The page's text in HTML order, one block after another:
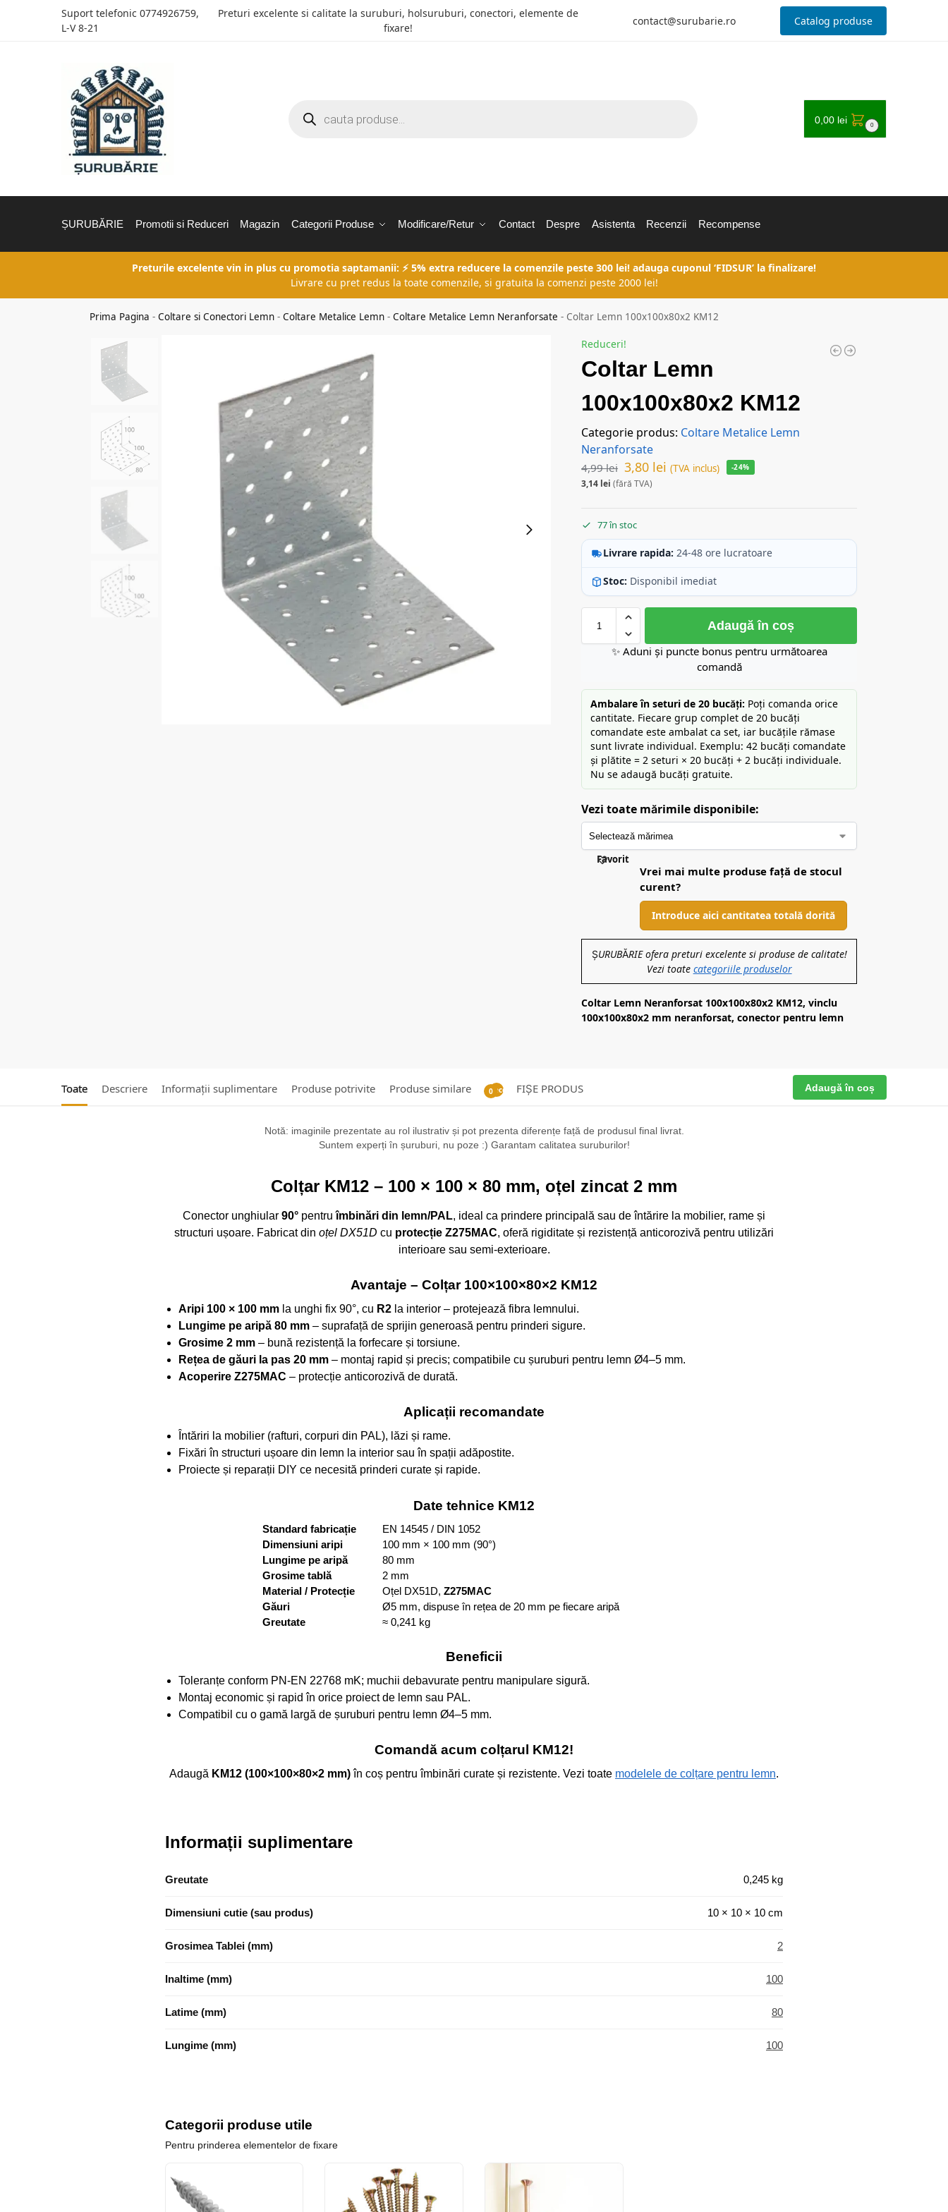
Suport telefonic 0774926759,
L-V 8-21
Preturi excelente si calitate la suruburi, holsuruburi, conectori, elemente de
fixare!
contact@surubarie.ro Catalog produse
0,00 lei 0
ȘURUBĂRIE Promotii si Reduceri Magazin Categorii Produse Modificare/Retur Contact Despre Asistenta Recenzii Recompense
Preturile excelente vin in plus cu promotia saptamanii: ⚡ 5% extra reducere la comenzile peste 300 lei! adauga cuponul ‘FIDSUR’ la finalizare!
Livrare cu pret redus la toate comenzile, si gratuita la comenzi peste 2000 lei!
Prima Pagina -Coltare si Conectori Lemn -Coltare Metalice Lemn -Coltare Metalice Lemn Neranforsate - Coltar Lemn 100x100x80x2 KM12
Reduceri!
Coltar Lemn
100x100x80x2 KM12
Categorie produs: Coltare Metalice Lemn
Neranforsate
4,99lei 3,80 lei (TVA inclus)
3,14 lei (fără TVA)
-24%
77 în stoc
Livrare rapida: 24-48 ore lucratoare
Stoc: Disponibil imediat
Adaugă în coș
✨ Aduni și puncte bonus pentru următoarea
comandă
Ambalare în seturi de 20 bucăți: Poți comanda orice
cantitate. Fiecare grup complet de 20 bucăți
comandate este ambalat ca set, iar bucățile rămase
sunt livrate individual. Exemplu: 42 bucăți comandate
și plătite = 2 seturi × 20 bucăți + 2 bucăți individuale.
Nu se adaugă bucăți gratuite.
Vezi toate mărimile disponibile:
Favorit
Vrei mai multe produse față de stocul
curent?
Introduce aici cantitatea totală dorită
ȘURUBĂRIE ofera preturi excelente si produse de calitate!
Vezi toate categoriile produselor
Coltar Lemn Neranforsat 100x100x80x2 KM12, vinclu
100x100x80x2 mm neranforsat, conector pentru lemn
Toate Descriere Informații suplimentare Produse potrivite Produse similare Recenzii
0 FIȘE PRODUS Adaugă în coș
Notă: imaginile prezentate au rol ilustrativ și pot prezenta diferențe față de produsul final livrat.
Suntem experți în șuruburi, nu poze :) Garantam calitatea suruburilor!
Colțar KM12 – 100 × 100 × 80 mm, oțel zincat 2 mm
Conector unghiular 90° pentruîmbinări din lemn/PAL, ideal ca prindere principală sau de întărire la mobilier, rame și
structuri ușoare. Fabricat din oțel DX51D cu protecție Z275MAC, oferă rigiditate și rezistență anticorozivă pentru utilizări
interioare sau semi-exterioare.
Avantaje – Colțar 100×100×80×2 KM12
Aripi 100 × 100 mm la unghi fix 90°, cu R2 la interior – protejează fibra lemnului.
Lungime pe aripă 80 mm – suprafață de sprijin generoasă pentru prinderi sigure.
Grosime 2 mm – bună rezistență la forfecare și torsiune.
Rețea de găuri la pas 20 mm – montaj rapid și precis; compatibile cu șuruburi pentru lemn Ø4–5 mm.
Acoperire Z275MAC – protecție anticorozivă de durată.
Aplicații recomandate
Întăriri la mobilier (rafturi, corpuri din PAL), lăzi și rame.
Fixări în structuri ușoare din lemn la interior sau în spații adăpostite.
Proiecte și reparații DIY ce necesită prinderi curate și rapide.
Date tehnice KM12
Standard fabricație
EN 14545 / DIN 1052
Dimensiuni aripi
100 mm × 100 mm (90°)
Lungime pe aripă
80 mm
Grosime tablă
2 mm
Material / Protecție
Oțel DX51D, Z275MAC
Găuri
Ø5 mm, dispuse în rețea de 20 mm pe fiecare aripă
Greutate
≈ 0,241 kg
Beneficii
Toleranțe conform PN-EN 22768 mK; muchii debavurate pentru manipulare sigură.
Montaj economic și rapid în orice proiect de lemn sau PAL.
Compatibil cu o gamă largă de șuruburi pentru lemn Ø4–5 mm.
Comandă acum colțarul KM12!
Adaugă KM12 (100×100×80×2 mm)în coș pentru îmbinări curate și rezistente. Vezi toate modelele de colțare pentru lemn.
Informații suplimentare
Greutate 0,245 kg
Dimensiuni cutie (sau produs) 10 × 10 × 10 cm
Grosimea Tablei (mm) 2
Inaltime (mm) 100
Latime (mm) 80
Lungime (mm) 100
Categorii produse utile
Pentru prinderea elementelor de fixare